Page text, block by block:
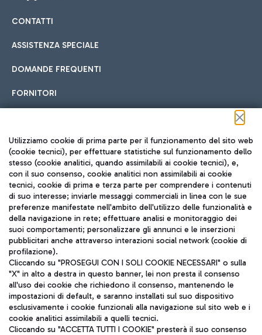
Cucina Internazionale
Fast Food
Pizza
Hotel in aeroporto
Scegli l'alloggio più adatto e approfitta della vicinanza
all'aeroporto.
Car sharing
Con il Car Sharing è ancora più facile spostarsi
Treno
Raggiungi velocemente l'aeroporto di Fiumicino da Roma
tramite i servizi ferroviari Trenitalia.
Autobus
Scopri le linee di autobus per raggiungere l'aeroporto
CONTATTI
ASSISTENZA SPECIALE
DOMANDE FREQUENTI
FORNITORI
Seguici sui social
TRAVEL JOURNAL
ITA
Aeroporti di Roma S.p.A. - Società soggetta a direzione e
coordinamento di Mundys S.p.A.
Utilizziamo cookie di prima parte per il funzionamento del sito web
(cookie tecnici), per effettuare statistiche sul funzionamento dello
stesso (cookie analitici, quando assimilabili ai cookie tecnici), e,
con il suo consenso, cookie analitici non assimilabili ai cookie
tecnici, cookie di prima e terza parte per comprendere i contenuti
di suo interesse; inviarle messaggi commerciali in linea con le sue
preferenze manifestate nell'ambito dell'utilizzo delle funzionalità e
della navigazione in rete; effettuare analisi e monitoraggio dei
suoi comportamenti; personalizzare gli annunci e le inserzioni
pubblicitari anche attraverso interazioni social network (cookie di
profilazione).
Cliccando su "PROSEGUI CON I SOLI COOKIE NECESSARI" o sulla
"X" in alto a destra in questo banner, lei non presta il consenso
all'uso dei cookie che richiedono il consenso, mantenendo le
impostazioni di default, e saranno installati sul suo dispositivo
esclusivamente i cookie funzionali alla navigazione sul sito web e i
cookie analitici assimilabili a quelli tecnici.
Cliccando su "ACCETTA TUTTI I COOKIE" presterà il suo consenso